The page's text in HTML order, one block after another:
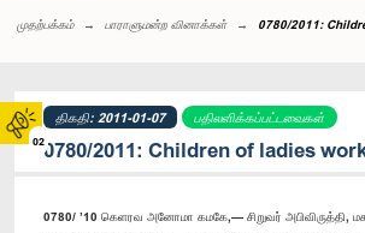
02
முதற்பக்கம் பாராளுமன்ற வினாக்கள் 0780/2011:
திகதி: 2011-01-07 பதிலளிக்கப்பட்டவைகள்
0780/2011: Children of ladies
0780/ ’10 கெளரவ அனோமா கமகே,— சிறுவர் அபிவிருத்தி,